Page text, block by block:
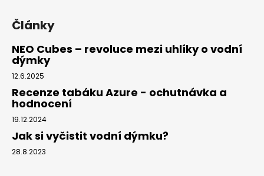
Články
NEO Cubes – revoluce mezi uhlíky o vodní
dýmky
12.6.2025
Recenze tabáku Azure - ochutnávka a
hodnocení
19.12.2024
Jak si vyčistit vodní dýmku?
28.8.2023